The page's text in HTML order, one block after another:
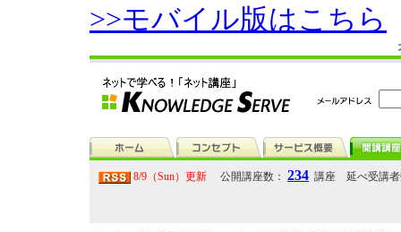
>>モバイル版はこちら
8/9（Sun）更新 公開講座数： 234 講座 延べ受講